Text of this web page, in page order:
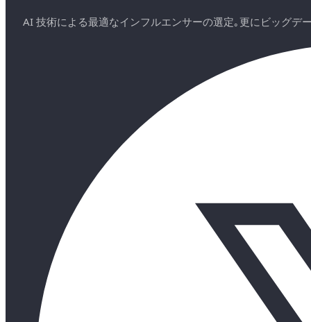
AI 技術による最適なインフルエンサーの選定｡更にビッグデ